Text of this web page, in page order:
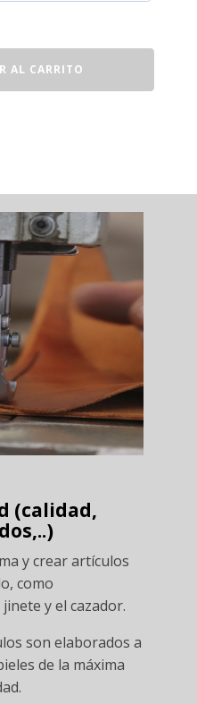
AL CARRITO
(calidad,
y crear artículos
como
y el cazador.
son elaborados a
de la máxima